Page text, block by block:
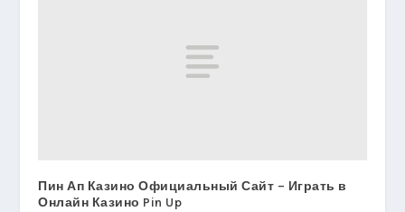
Пин Ап Казино Официальный Сайт – Играть в
Онлайн Казино Pin Up